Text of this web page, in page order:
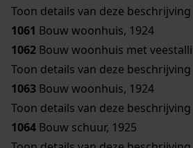
Toon details van deze beschrijving
1061 Bouw woonhuis, 1924
1062 Bouw woonhuis met
Toon details van deze beschrijving
1063 Bouw woonhuis, 1924
Toon details van deze beschrijving
1064 Bouw schuur, 1925